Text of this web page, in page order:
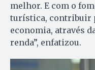
melhor. E com o
turística, contribuir
economia, através
renda”, enfatizou.